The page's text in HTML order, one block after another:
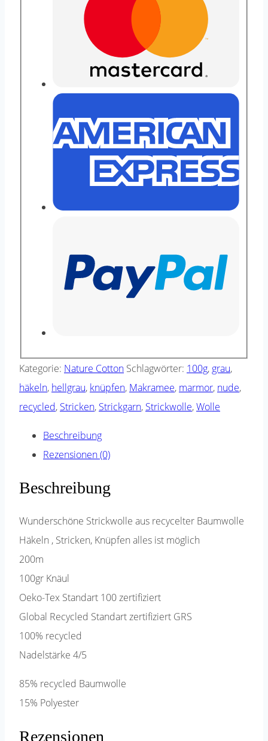
Kategorie: Nature Cotton Schlagwörter: 100g, grau,
häkeln, hellgrau, knüpfen, Makramee, marmor, nude,
recycled, Stricken, Strickgarn, Strickwolle,Wolle
Beschreibung
Rezensionen (0)
Beschreibung
Wunderschöne Strickwolle aus recycelter Baumwolle
Häkeln , Stricken, Knüpfen alles ist möglich
200m
100gr Knäul
Oeko-Tex Standart 100 zertifiziert
Global Recycled Standart zertifiziert GRS
100% recycled
Nadelstärke 4/5
85% recycled Baumwolle
15% Polyester
Rezensionen